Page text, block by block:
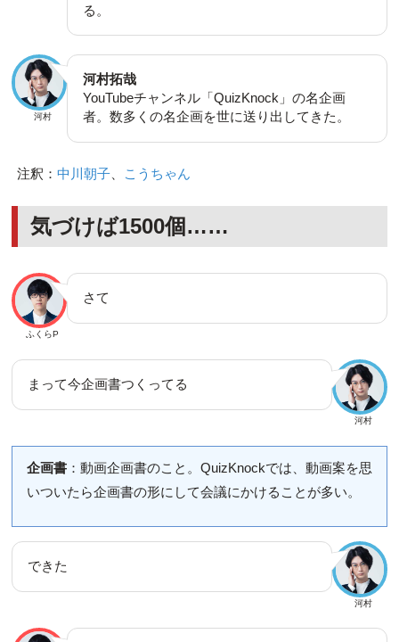
る。
河村
河村拓哉
YouTubeチャンネル「QuizKnock」の名企画
者。数多くの名企画を世に送り出してきた。
注釈： 中川朝子、 こうちゃん
気づけば1500個……
ふくらP
さて
河村
まって今企画書つくってる
企画書：動画企画書のこと。QuizKnockでは、動画案を思
いついたら企画書の形にして会議にかけることが多い。
河村
できた